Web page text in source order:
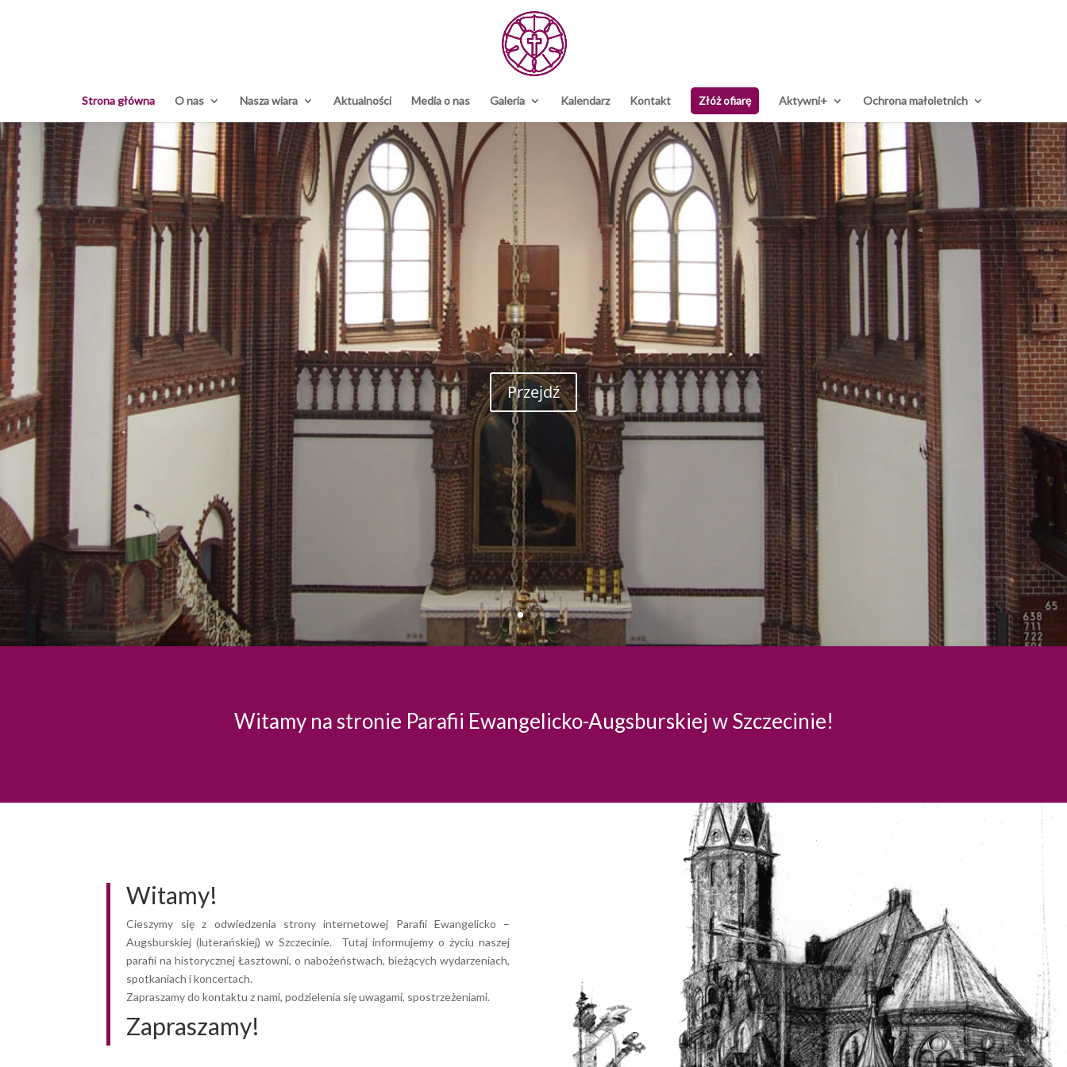
Strona główna O nas Nasza wiara Aktualności Media o nas Galeria Kalendarz Kontakt Złóż ofiarę Aktywni+ Ochrona małoletnich
Przejdź
Witamy na stronie Parafii Ewangelicko-Augsburskiej w Szczecinie!
Witamy!
Cieszymy się z odwiedzenia strony internetowej Parafii Ewangelicko –
Augsburskiej (luterańskiej) w Szczecinie. Tutaj informujemy o życiu naszej
parafii na historycznej Łasztowni, o nabożeństwach, bieżących wydarzeniach,
spotkaniach i koncertach.
Zapraszamy do kontaktu z nami, podzielenia się uwagami, spostrzeżeniami.
Zapraszamy!